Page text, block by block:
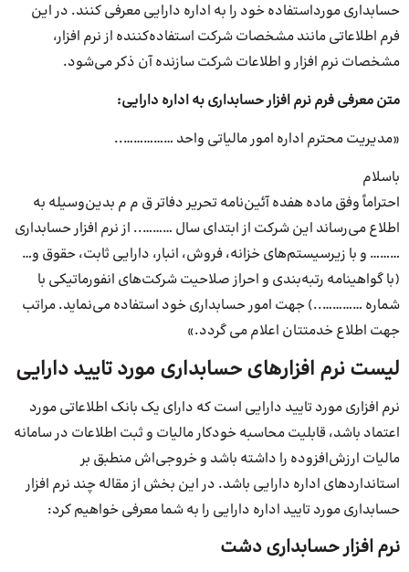
حسابداری مورداستفاده خود را به اداره دارایی معرفی کنند. در این
فرم اطلاعاتی مانند مشخصات شرکت استفاده‌کننده از نرم افزار،
مشخصات نرم افزار و اطلاعات شرکت سازنده آن ذکر می‌شود.
متن معرفی فرم نرم افزار حسابداری به اداره دارایی:
«مدیریت محترم اداره امور مالیاتی واحد ……………..
باسلام
احتراماً وفق ماده هفده آئین‌نامه تحریر دفاتر ق م م بدین‌وسیله به
اطلاع می‌رساند این شرکت از ابتدای سال ……….. از نرم افزار حسابداری
……… و با زیرسیستم‌های خزانه، فروش، انبار، دارایی ثابت، حقوق و…
(با گواهینامه رتبه‌بندی و احراز صلاحیت شرکت‌های انفورماتیکی با
شماره …………..) جهت امور حسابداری خود استفاده می‌نماید. مراتب
جهت اطلاع خدمتتان اعلام می گردد.»
لیست نرم افزارهای حسابداری مورد تایید دارایی
نرم افزاری مورد تایید دارایی است که دارای یک بانک اطلاعاتی مورد
اعتماد باشد، قابلیت محاسبه خودکار مالیات و ثبت اطلاعات در سامانه
مالیات ارزش‌افزوده را داشته باشد و خروجی‌اش منطبق بر
استانداردهای اداره دارایی باشد. در این بخش از مقاله چند نرم افزار
حسابداری مورد تایید اداره دارایی را به شما معرفی خواهیم کرد:
نرم افزار حسابداری دشت